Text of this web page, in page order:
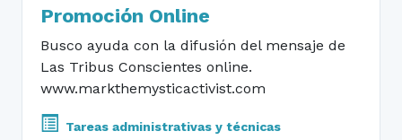
Promoción Online
Busco ayuda con la difusión del mensaje de
Las Tribus Conscientes online.
www.markthemysticactivist.com
Tareas administrativas y técnicas